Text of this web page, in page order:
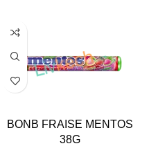
BONB FRAISE MENTOS
38G